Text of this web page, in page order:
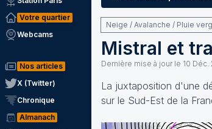
Votre quartier
Webcams
Nos articles
X (Twitter)
Chronique
Almanach
Neige / Avalanche / Pluie
Mistral et
Dernière mise à jour le 10 Déc.
La juxtaposition d'une
sur le Sud-Est de la